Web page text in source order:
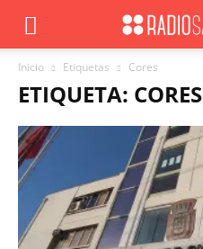
Inicio Etiquetas Cores
ETIQUETA: CORES